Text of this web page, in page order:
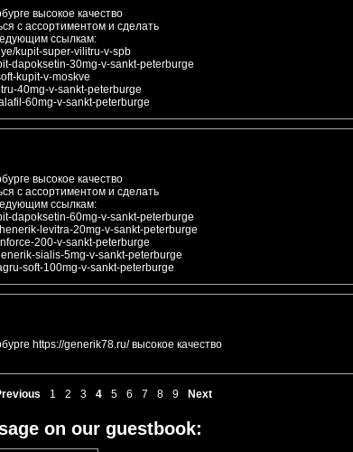
высокое качество
с ассортиментом и сделать
ссылкам:
kupit-super-vilitru-v-spb
dapoksetin-30mg-v-sankt-peterburge
kupit-v-moskve
40mg-v-sankt-peterburge
60mg-v-sankt-peterburge
высокое качество
с ассортиментом и сделать
ссылкам:
dapoksetin-60mg-v-sankt-peterburge
levitra-20mg-v-sankt-peterburge
200-v-sankt-peterburge
sialis-5mg-v-sankt-peterburge
soft-100mg-v-sankt-peterburge
https://generik78.ru/ высокое качество
1 2 3 4 5 6 7 8 9 Next
on our guestbook: